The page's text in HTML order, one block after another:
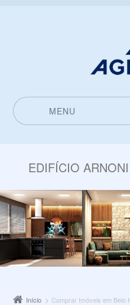
MENU
EDIFÍCIO ARNONI
Início Comprar Imóveis em Belo